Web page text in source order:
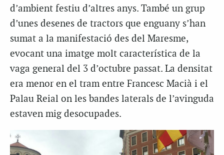
d’ambient festiu d’altres anys. També un grup
d’unes desenes de tractors que enguany s’han
sumat a la manifestació des del Maresme,
evocant una imatge molt característica de la
vaga general del 3 d’octubre passat. La densitat
era menor en el tram entre Francesc Macià i el
Palau Reial on les bandes laterals de l’avinguda
estaven mig desocupades.